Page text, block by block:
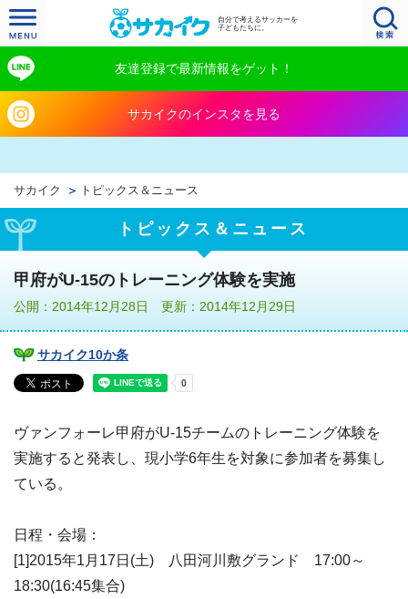
自分で考えるサッカーを
子どもたちに。
友達登録で最新情報をゲット！
サカイクのインスタを見る
サカイク トピックス＆ニュース
トピックス＆ニュース
甲府がU-15のトレーニング体験を実施
公開：2014年12月28日 更新：2014年12月29日
サカイク10か条
ヴァンフォーレ甲府がU-15チームのトレーニング体験を
実施すると発表し、現小学6年生を対象に参加者を募集し
ている。
日程・会場：
[1]2015年1月17日(土) 八田河川敷グランド 17:00～
18:30(16:45集合)